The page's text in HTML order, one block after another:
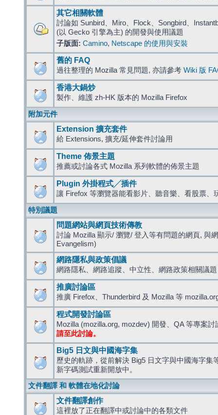
其它相關軟體
討論如 Sunbird、Miro、Flock、Songbird、
(以 Gecko 引擎為主) 的開發與使用議題
子版面: Camino, Netscape 的使用與安裝
舊的 FAQ
過往整理的 Mozilla 常見問題, 亦請參考 Wiki 版
香港大鍋炒
製作、維護 zh-HK 版本的 Mozilla Firefox
附加元件
Extension 擴充套件
給 Extensions, 擴充/延伸套件討論用
Theme 佈景主題
推薦或討論各式 Mozilla 系列軟體的佈景主題
Plugin 外掛程式╱插件
讓 Firefox 等瀏覽器能看影片、聽音樂、看股票、
特別議題
問題網站與網頁技術傳教
討論 Mozilla 顯示/ 瀏覽/ 登入等有問題的網頁, 與
Evangelism)
網路隱私與政策倡議
網路隱私、網路追蹤、中立性、網路政策相關議題
推廣討論區
推廣 Firefox、Thunderbird 及 Mozilla 等
程式開發討論區
Mozilla (mozilla.org, mozdev) 開發、QA 等專案討
請至此討論。
Big5 日文與中國海字集
歷史的軌跡，從前解決 Big5 日文字與中國海字集
新字碼測試重新開放中。
文件翻譯 和 軟體在地化討論
文件翻譯創作
這裡放了正在翻譯中或討論中的各類文件